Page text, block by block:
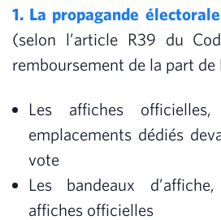
1. La propagande
(selon l’article R39 du
remboursement de la part de
Les affiches
emplacements dédiés
vote
Les bandeaux
affiches officielles